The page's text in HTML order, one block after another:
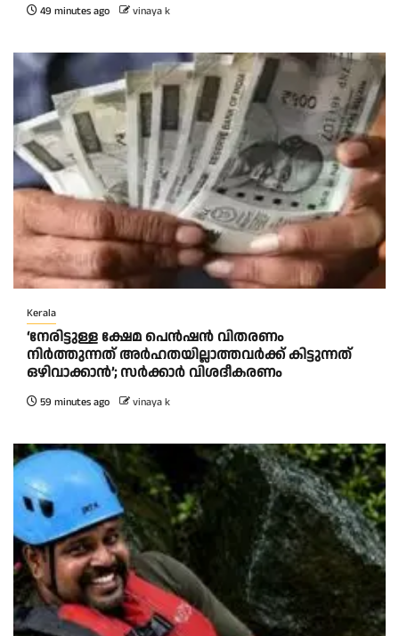
49 minutes ago vinaya k
Kerala
‘നേരിട്ടുള്ള ക്ഷേമ പെൻഷൻ വിതരണം
നി‍‍ർത്തുന്നത് അർഹതയില്ലാത്തവർക്ക് കിട്ടുന്നത്
ഒഴിവാക്കാൻ’; സർക്കാ‍ർ വിശദീകരണം
59 minutes ago vinaya k